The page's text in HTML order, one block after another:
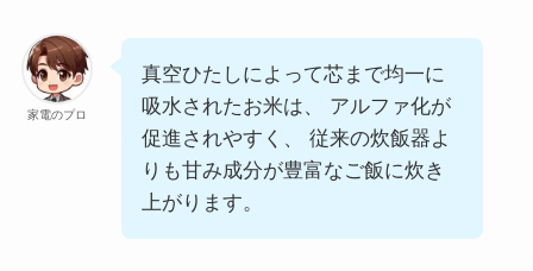
家電のプロ
真空ひたしによって芯まで均一に
吸水されたお米は、 アルファ化が
促進されやすく、 従来の炊飯器よ
りも甘み成分が豊富なご飯に炊き
上がります。